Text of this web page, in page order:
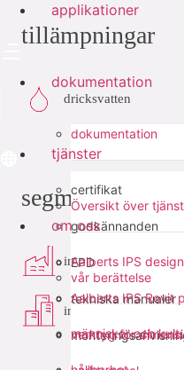
applikationer
dokumentation
dokumentation
certifikat
godkännanden
EPD
tekniska manualer
tjänster
Översikt över
Aalberts IPS
Aalberts IPS Revit
verktyg för
om oss
vår berättelse
människor och
tillämpningar
dricksvatten
segment
industri
infra